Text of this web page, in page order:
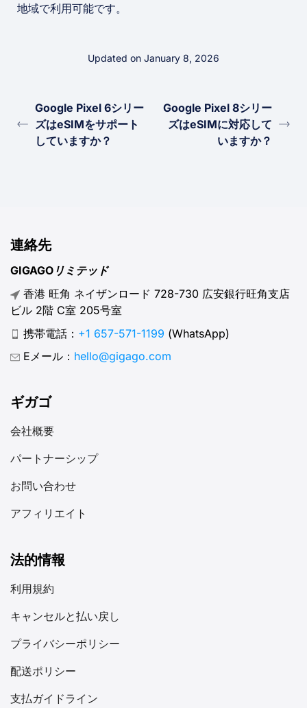
地域で利用可能です。
Updated on January 8, 2026
Google Pixel 6シリー
ズはeSIMをサポート
していますか？
Google Pixel 8シリー
ズはeSIMに対応して
いますか？
連絡先
GIGAGOリミテッド
香港 旺角 ネイザンロード 728-730 広安銀行旺角支店
ビル 2階 C室 205号室
携帯電話： +1 657-571-1199 (WhatsApp)
Eメール： hello@gigago.com
ギガゴ
会社概要
パートナーシップ
お問い合わせ
アフィリエイト
法的情報
利用規約
キャンセルと払い戻し
プライバシーポリシー
配送ポリシー
支払ガイドライン